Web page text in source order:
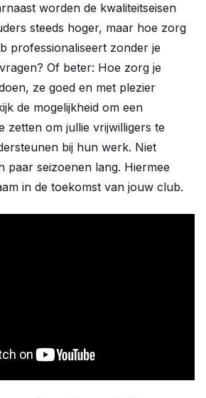
worden de kwaliteitseisen
steeds hoger, maar hoe zorg
professionaliseert zonder je
Of beter: Hoe zorg je
ze goed en met plezier
de mogelijkheid om een
zetten om jullie vrijwilligers te
bij hun werk. Niet
paar seizoenen lang. Hiermee
in de toekomst van jouw club.